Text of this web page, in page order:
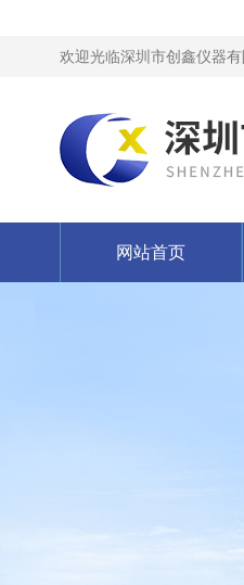
欢迎光临深圳市创鑫仪器有
网站首页